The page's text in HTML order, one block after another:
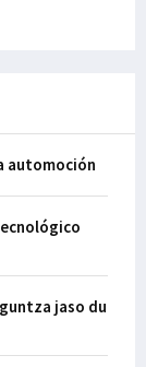
automoción
jaso du